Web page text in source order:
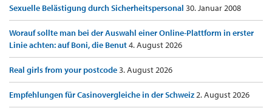
Sexuelle Belästigung durch Sicherheitspersonal 30. Januar 2008
Worauf sollte man bei der Auswahl einer Online-Plattform in erster
Linie achten: auf Boni, die Benut4. August 2026
Real girls from your postcode3. August 2026
Empfehlungen für Casinovergleiche in der Schweiz2. August 2026